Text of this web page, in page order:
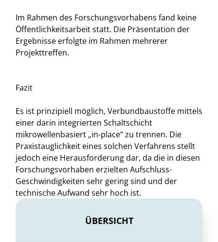
Im Rahmen des Forschungsvorhabens fand keine
Öffentlichkeitsarbeit statt. Die Präsentation der
Ergebnisse erfolgte im Rahmen mehrerer
Projekttreffen.
Fazit
Es ist prinzipiell möglich, Verbundbaustoffe mittels
einer darin integrierten Schaltschicht
mikrowellenbasiert „in-place“ zu trennen. Die
Praxistauglichkeit eines solchen Verfahrens stellt
jedoch eine Herausforderung dar, da die in diesen
Forschungsvorhaben erzielten Aufschluss-
Geschwindigkeiten sehr gering sind und der
technische Aufwand sehr hoch ist.
ÜBERSICHT